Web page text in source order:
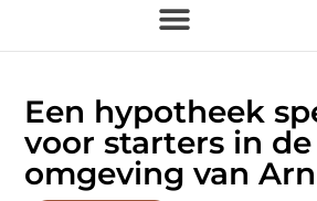
Een hypotheek
voor starters in de
omgeving van